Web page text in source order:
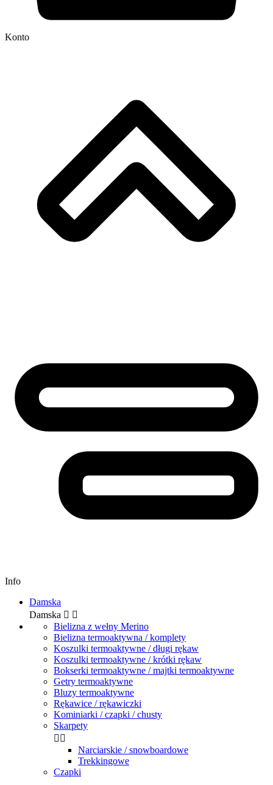
Konto
Info
Damska
Damska  
Bielizna z wełny Merino
Bielizna termoaktywna / komplety
Koszulki termoaktywne / długi rękaw
Koszulki termoaktywne / krótki rękaw
Bokserki termoaktywne / majtki termoaktywne
Getry termoaktywne
Bluzy termoaktywne
Rękawice / rękawiczki
Kominiarki / czapki / chusty
Skarpety
 
Narciarskie / snowboardowe
Trekkingowe
Czapki